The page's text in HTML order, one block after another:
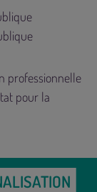
professionnelle
pour la